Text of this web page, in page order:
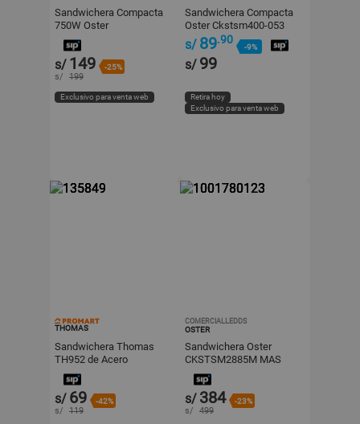
Sandwichera Compacta
750W Oster
CKSTSM2885R
s/ 149 -25%
s/ 199
Exclusivo para venta web
Sandwichera Compacta
Oster Ckstsm400-053
Negro
s/ 89.90
-9%
s/ 99
Retira hoy
Exclusivo para venta web
THOMAS
Sandwichera Thomas
TH952 de Acero
Inoxidable Blanco
s/ 69 -42%
s/ 119
COMERCIALLEDDS
OSTER
Sandwichera Oster
CKSTSM2885M MAS
LICUADORA OSTER
VASO DE VIDRIO
BLSTKAG RRD 053
s/ 384 -23%
s/ 499